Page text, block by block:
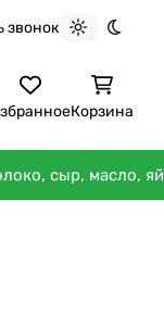
звонок
Светлая
Корзина
сыр, масло,